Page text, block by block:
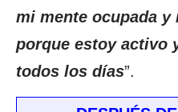
mi mente ocupada y
porque estoy activo
todos los días”.